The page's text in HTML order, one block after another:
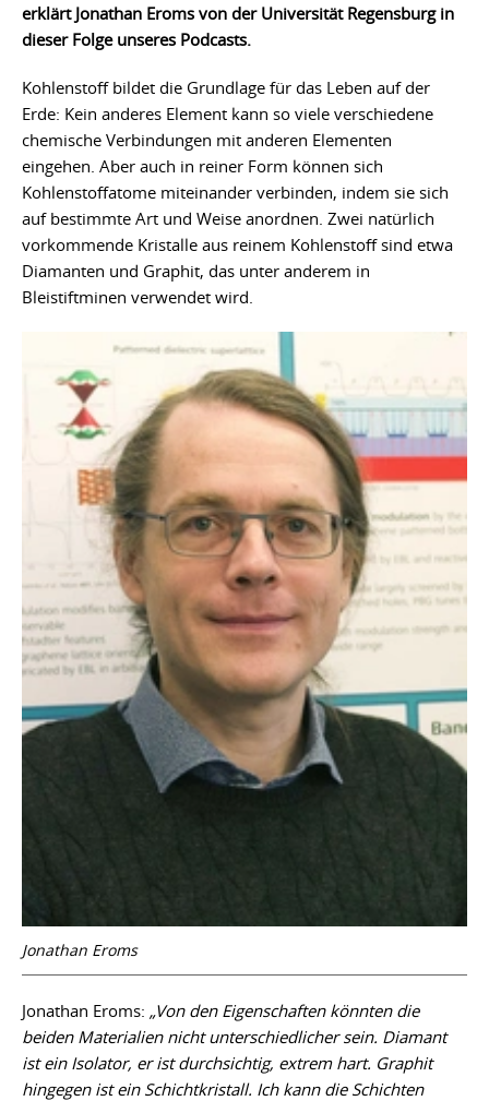
erklärt Jonathan Eroms von der Universität Regensburg in
dieser Folge unseres Podcasts.
Kohlenstoff bildet die Grundlage für das Leben auf der
Erde: Kein anderes Element kann so viele verschiedene
chemische Verbindungen mit anderen Elementen
eingehen. Aber auch in reiner Form können sich
Kohlenstoffatome miteinander verbinden, indem sie sich
auf bestimmte Art und Weise anordnen. Zwei natürlich
vorkommende Kristalle aus reinem Kohlenstoff sind etwa
Diamanten und Graphit, das unter anderem in
Bleistiftminen verwendet wird.
Jonathan Eroms
Jonathan Eroms: „Von den Eigenschaften könnten die
beiden Materialien nicht unterschiedlicher sein. Diamant
ist ein Isolator, er ist durchsichtig, extrem hart. Graphit
hingegen ist ein Schichtkristall. Ich kann die Schichten